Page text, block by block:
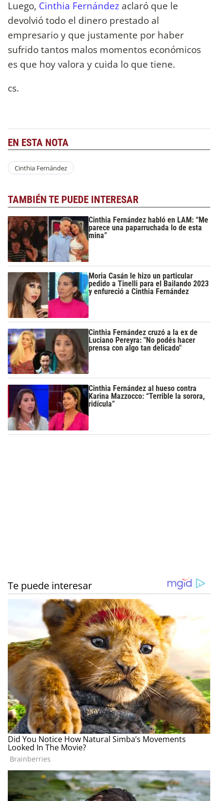
Luego, Cinthia Fernández aclaró que le
devolvió todo el dinero prestado al
empresario y que justamente por haber
sufrido tantos malos momentos económicos
es que hoy valora y cuida lo que tiene.
cs.
EN ESTA NOTA
Cinthia Fernández
TAMBIÉN TE PUEDE INTERESAR
Cinthia Fernández habló en LAM: “Me
parece una paparruchada lo de esta
mina”
Moria Casán le hizo un particular
pedido a Tinelli para el Bailando 2023
y enfureció a Cinthia Fernández
Cinthia Fernández cruzó a la ex de
Luciano Pereyra: "No podés hacer
prensa con algo tan delicado"
Cinthia Fernández al hueso contra
Karina Mazzocco: “Terrible la sorora,
ridícula”